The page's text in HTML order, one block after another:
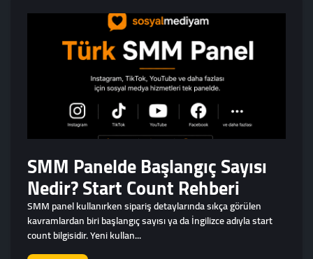
SMM Panelde Başlangıç Sayısı
Nedir? Start Count Rehberi
SMM panel kullanırken sipariş detaylarında sıkça görülen
kavramlardan biri başlangıç sayısı ya da İngilizce adıyla start
count bilgisidir. Yeni kullan...